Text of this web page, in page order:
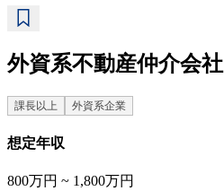
外資系不動産仲介会社
課長以上 外資系企業
想定年収
800万円 ~ 1,800万円